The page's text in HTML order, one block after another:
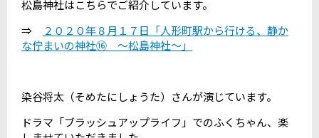
松島神社はこちらでご紹介しています。
⇒
２０２０年８月１７日「人形町駅から行ける、静か
な佇まいの神社⑯ ～松島神社～」
染谷将太（そめたにしょうた）さんが演じています。
ドラマ「ブラッシュアップライフ」でのふくちゃん、楽